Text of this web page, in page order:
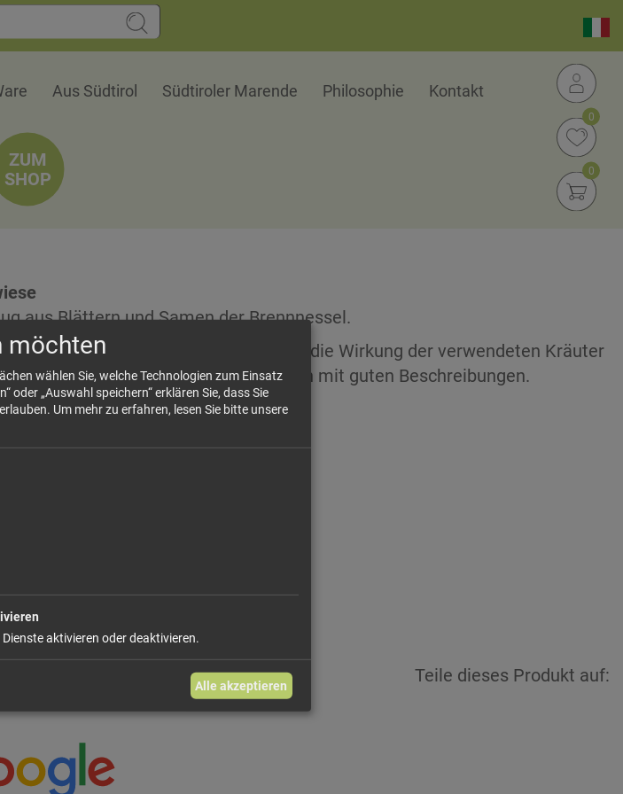
Aus Südtirol Südtiroler Marende Philosophie Kontakt
0
0
ZUM
SHOP
aus Blättern und Samen der Brennnessel.
Rahmen keine Aussagen über die Wirkung der verwendeten Kräuter
finden sich zahlreiche seriöse Quellen mit guten Beschreibungen.
urtica dioica
weiter einkaufen
Teile dieses Produkt auf:
möchten
wählen Sie, welche Technologien zum Einsatz
oder „Auswahl speichern“ erklären Sie, dass Sie
Um mehr zu erfahren, lesen Sie bitte unsere
aktivieren oder deaktivieren.
Alle akzeptieren